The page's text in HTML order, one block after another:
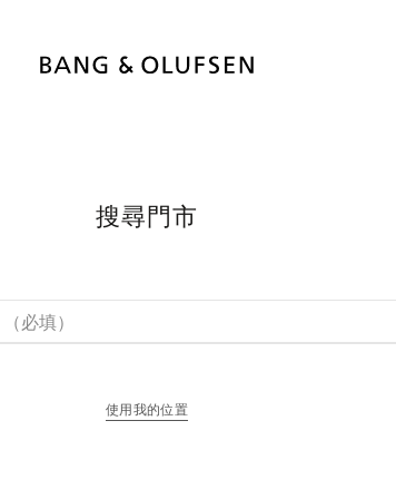
搜尋門市
（必填）
使用我的位置